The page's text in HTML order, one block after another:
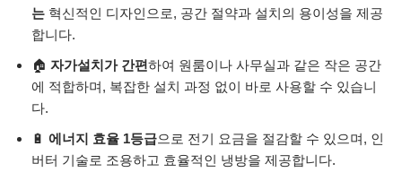
는 혁신적인 디자인으로, 공간 절약과 설치의 용이성을 제공
합니다.
🏠 자가설치가 간편하여 원룸이나 사무실과 같은 작은 공간
에 적합하며, 복잡한 설치 과정 없이 바로 사용할 수 있습니
다.
🔋 에너지 효율 1등급으로 전기 요금을 절감할 수 있으며, 인
버터 기술로 조용하고 효율적인 냉방을 제공합니다.